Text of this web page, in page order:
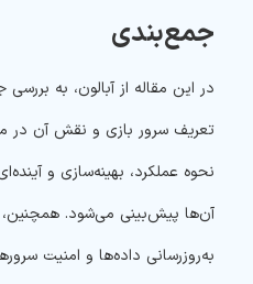
جمع‌بندی
در این مقاله از آبالون، به
تعریف سرور بازی و نقش آن در
نحوه عملکرد، بهینه‌سازی و
آن‌ها پیش‌بینی می‌شود. همچنین،
به‌روزرسانی داده‌ها و امنیت